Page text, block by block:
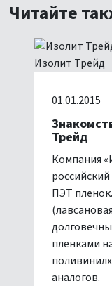
Читайте
01.01.2015
Трейд
Компания
ПЭТ
пленками
аналогов.